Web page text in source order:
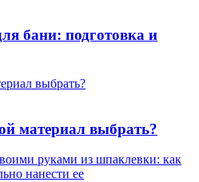
бани: подготовка и
выбрать?
материал выбрать?
руками из шпаклевки: как
нанести ее